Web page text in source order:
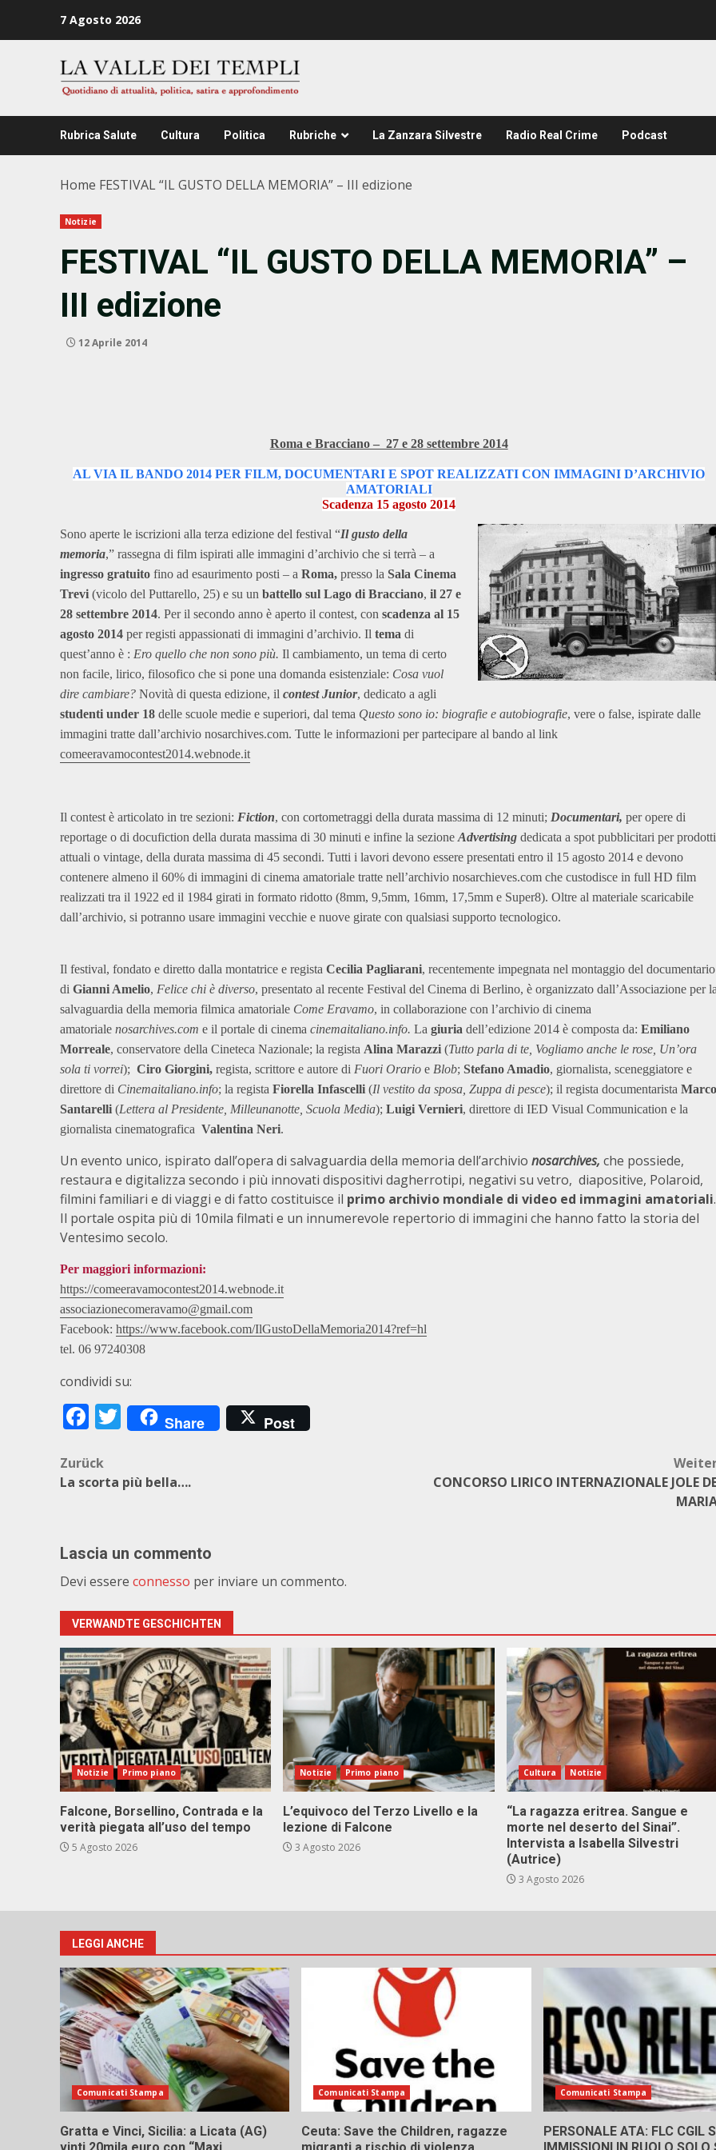
7 Agosto 2026
Rubrica Salute Cultura Politica Rubriche La Zanzara Silvestre Radio Real Crime Podcast
Home FESTIVAL “IL GUSTO DELLA MEMORIA” – III edizione
Notizie
FESTIVAL “IL GUSTO DELLA MEMORIA” –
III edizione
12 Aprile 2014
Roma e Bracciano – 27 e 28 settembre 2014
AL VIA IL BANDO 2014 PER FILM, DOCUMENTARI E SPOT REALIZZATI CON IMMAGINI D’ARCHIVIO
AMATORIALI
Scadenza 15 agosto 2014
Sono aperte le iscrizioni alla terza edizione del festival “Il gusto della
memoria,” rassegna di film ispirati alle immagini d’archivio che si terrà – a
ingresso gratuito fino ad esaurimento posti – a Roma, presso la Sala Cinema
Trevi (vicolo del Puttarello, 25) e su un battello sul Lago di Bracciano, il 27 e
28 settembre 2014. Per il secondo anno è aperto il contest, con scadenza al 15
agosto 2014 per registi appassionati di immagini d’archivio. Il tema di
quest’anno è : Ero quello che non sono più. Il cambiamento, un tema di certo
non facile, lirico, filosofico che si pone una domanda esistenziale: Cosa vuol
dire cambiare? Novità di questa edizione, il contest Junior, dedicato a agli
studenti under 18 delle scuole medie e superiori, dal tema Questo sono io: biografie e autobiografie, vere o false, ispirate dalle
immagini tratte dall’archivio nosarchives.com. Tutte le informazioni per partecipare al bando al link
comeeravamocontest2014.webnode.it
Il contest è articolato in tre sezioni: Fiction, con cortometraggi della durata massima di 12 minuti; Documentari, per opere di
reportage o di docufiction della durata massima di 30 minuti e infine la sezione Advertising dedicata a spot pubblicitari per prodotti
attuali o vintage, della durata massima di 45 secondi. Tutti i lavori devono essere presentati entro il 15 agosto 2014 e devono
contenere almeno il 60% di immagini di cinema amatoriale tratte nell’archivio nosarchieves.com che custodisce in full HD film
realizzati tra il 1922 ed il 1984 girati in formato ridotto (8mm, 9,5mm, 16mm, 17,5mm e Super8). Oltre al materiale scaricabile
dall’archivio, si potranno usare immagini vecchie e nuove girate con qualsiasi supporto tecnologico.
Il festival, fondato e diretto dalla montatrice e regista Cecilia Pagliarani, recentemente impegnata nel montaggio del documentario
di Gianni Amelio, Felice chi è diverso, presentato al recente Festival del Cinema di Berlino, è organizzato dall’Associazione per
salvaguardia della memoria filmica amatoriale Come Eravamo, in collaborazione con l’archivio di cinema
amatoriale nosarchives.com e il portale di cinema cinemaitaliano.info. La giuria dell’edizione 2014 è composta da: Emiliano
Morreale, conservatore della Cineteca Nazionale; la regista Alina Marazzi (Tutto parla di te, Vogliamo anche le rose, Un’ora
sola ti vorrei); Ciro Giorgini, regista, scrittore e autore di Fuori Orario e Blob; Stefano Amadio, giornalista, sceneggiatore e
direttore di Cinemaitaliano.info; la regista Fiorella Infascelli (Il vestito da sposa, Zuppa di pesce); il regista documentarista Marco
Santarelli (Lettera al Presidente, Milleunanotte, Scuola Media); Luigi Vernieri, direttore di IED Visual Communication e la
giornalista cinematografica Valentina Neri.
Un evento unico, ispirato dall’opera di salvaguardia della memoria dell’archivio nosarchives, che possiede,
restaura e digitalizza secondo i più innovati dispositivi dagherrotipi, negativi su vetro, diapositive, Polaroid,
filmini familiari e di viaggi e di fatto costituisce il primo archivio mondiale di video ed immagini amatoriali.
Il portale ospita più di 10mila filmati e un innumerevole repertorio di immagini che hanno fatto la storia del
Ventesimo secolo.
Per maggiori informazioni:
https://comeeravamocontest2014.webnode.it
associazionecomeravamo@gmail.com
Facebook: https://www.facebook.com/IlGustoDellaMemoria2014?ref=hl
tel. 06 97240308
condividi su:
Facebook
Twitter
Share Post
Beitragsnavigation
Zurück
La scorta più bella….
CONCORSO LIRICO INTERNAZIONALE JOLE
Lascia un commento
Devi essere connesso per inviare un commento.
VERWANDTE GESCHICHTEN
Notizie Primo piano
Falcone, Borsellino, Contrada e la
verità piegata all’uso del tempo
5 Agosto 2026
Notizie Primo piano
L’equivoco del Terzo Livello e la
lezione di Falcone
3 Agosto 2026
Cultura Notizie
“La ragazza eritrea. Sangue e
morte nel deserto del Sinai”.
Intervista a Isabella Silvestri
(Autrice)
3 Agosto 2026
LEGGI ANCHE
Comunicati Stampa
Gratta e Vinci, Sicilia: a Licata (AG)
Comunicati Stampa
Ceuta: Save the Children, ragazze
Comunicati Stampa
PERSONALE ATA: FLC CGIL